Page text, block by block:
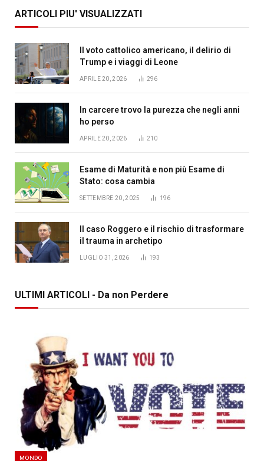
ARTICOLI PIU' VISUALIZZATI
Il voto cattolico americano, il delirio di
Trump e i viaggi di Leone
APRILE 20, 2026 296
In carcere trovo la purezza che negli anni
ho perso
APRILE 20, 2026 210
Esame di Maturità e non più Esame di
Stato: cosa cambia
SETTEMBRE 20, 2025 196
Il caso Roggero e il rischio di trasformare
il trauma in archetipo
LUGLIO 31, 2026 193
ULTIMI ARTICOLI - Da non Perdere
MONDO